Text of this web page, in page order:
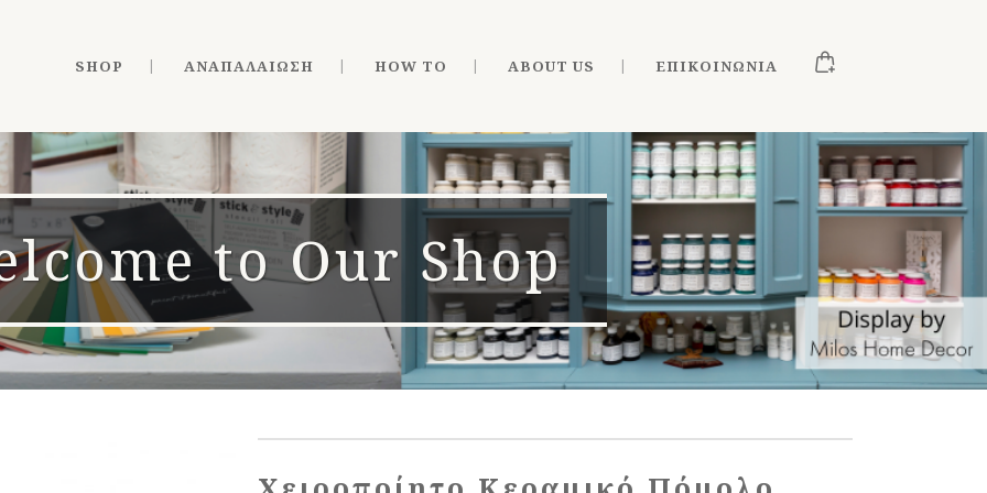
SHOP ΑΝΑΠΑΛΑΊΩΣΗ HOW TO ABOUT US ΕΠΙΚΟΙΝΩΝΊΑ
to Our Shop